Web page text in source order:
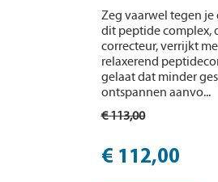
Zeg vaarwel tegen je
dit peptide complex,
correcteur, verrijkt
relaxerend
gelaat dat minder
ontspannen aanvo...
€ 113,00
€ 112,00